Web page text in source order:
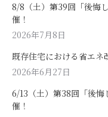
8/8（土）第39回「後悔
催！
2026年7月8日
既存住宅における省エネ
2026年6月27日
6/13（土）第38回「後
催！